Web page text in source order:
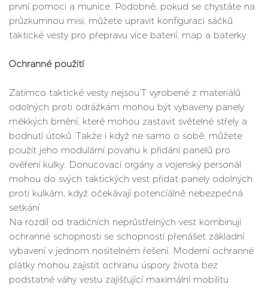
první pomoci a munice. Podobně, pokud se chystáte na
průzkumnou misi, můžete upravit konfiguraci sáčků
taktické vesty pro přepravu více baterií, map a baterky
Ochranné použití
Zatímco taktické vesty nejsou’T vyrobené z materiálů
odolných proti odrážkám mohou být vybaveny panely
měkkých brnění, které mohou zastavit světelné střely a
bodnutí útoků. Takže i když ne samo o sobě, můžete
použít jeho modulární povahu k přidání panelů pro
ověření kulky. Donucovací orgány a vojenský personál
mohou do svých taktických vest přidat panely odolných
proti kulkám, když očekávají potenciálně nebezpečná
setkání
Na rozdíl od tradičních neprůstřelných vest kombinují
ochranné schopnosti se schopností přenášet základní
vybavení v jednom nositelném řešení. Moderní ochranné
plátky mohou zajistit ochranu úspory života bez
podstatné váhy vestu zajišťující maximální mobilitu